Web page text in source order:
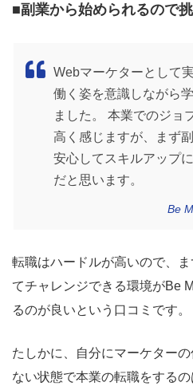
■副業から始められるので
Webマーケターとして
働く姿を意識しながら
ました。 本業でのジョ
高く感じますが、まず
安心してスキルアップ
だと思います。
Be
転職はハードルが高いので、
てチャレンジできる環境がBe
るのが良いという口コミです。
たしかに、自分にマーケター
ない状態で本業の転職をするの